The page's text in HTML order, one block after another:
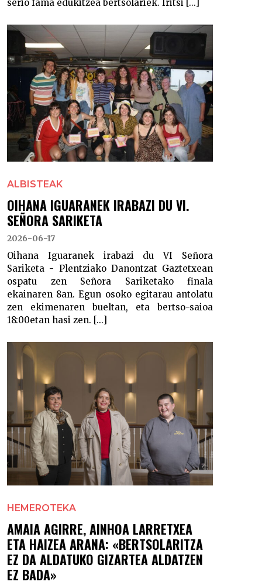
serio fama edukitzea bertsolariek. Iritsi [...]
ALBISTEAK
OIHANA IGUARANEK IRABAZI DU VI.
SEÑORA SARIKETA
2026-06-17
Oihana Iguaranek irabazi du VI Señora
Sariketa - Plentziako Danontzat Gaztetxean
ospatu zen Señora Sariketako finala
ekainaren 8an. Egun osoko egitarau antolatu
zen ekimenaren bueltan, eta bertso-saioa
18:00etan hasi zen. [...]
HEMEROTEKA
AMAIA AGIRRE, AINHOA LARRETXEA
ETA HAIZEA ARANA: «BERTSOLARITZA
EZ DA ALDATUKO GIZARTEA ALDATZEN
EZ BADA»